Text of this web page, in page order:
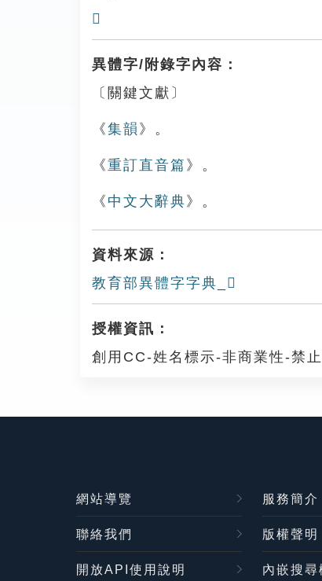
𡇈
異體字/附錄字內容：
〔關鍵文獻〕
《集韻 》。
《重訂直音篇 》。
《 中文大辭典 》。
資料來源：
教育部異體字字典_𡇵
授權資訊：
創用CC-姓名標示-非商業性-禁
網站導覽 服務簡介
聯絡我們 版權聲明
開放API使用說明 內嵌搜尋